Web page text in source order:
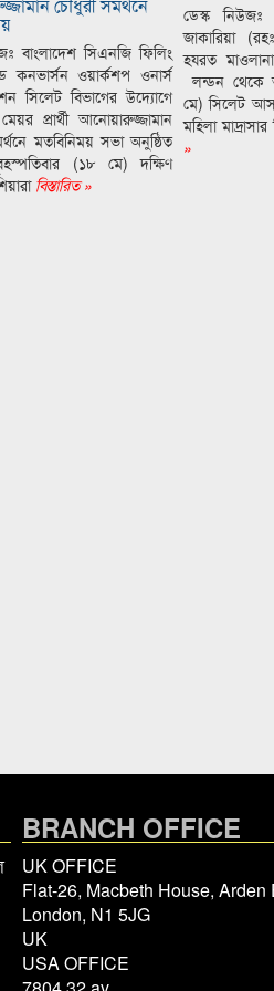
বাংলাদেশ সিএনজি ফিলিং
কনভার্সন ওয়ার্কশপ ওনার্স
সিলেট বিভাগের উদ্যোগে
প্রার্থী আনোয়ারুজ্জামান
মতবিনিময় সভা অনুষ্ঠিত
(১৮ মে) দক্ষিণ
বিস্তারিত »
ডেস্ক নিউজঃ
জাকারিয়া
হযরত
লন্ডন থেকে
মে) সিলেট
মহিলা
»
BRANCH OFFICE
UK OFFICE
Flat-26, Macbeth House, Arden
London, N1 5JG
UK
USA OFFICE